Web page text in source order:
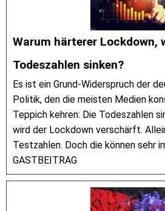
Warum härterer Lockdown,
Todeszahlen sinken?
Es ist ein Grund-Widerspruch der
Politik, den die meisten Medien
Teppich kehren: Die Todeszahlen
wird der Lockdown verschärft.
Testzahlen. Doch die können sehr
GASTBEITRAG